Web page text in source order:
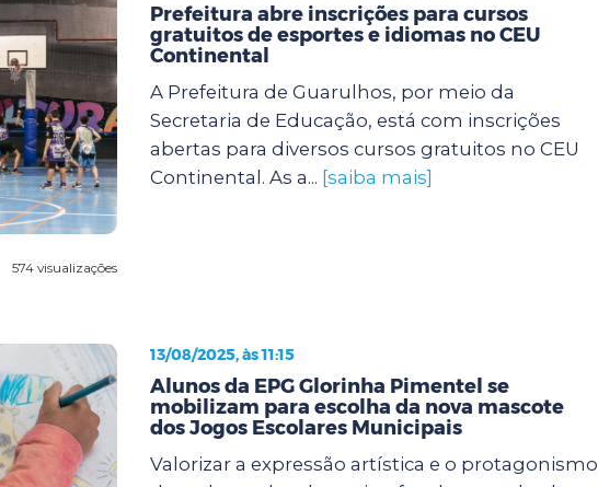
574 visualizações
Prefeitura abre inscrições para cursos
gratuitos de esportes e idiomas no CEU
Continental
A Prefeitura de Guarulhos, por meio da
Secretaria de Educação, está com inscrições
abertas para diversos cursos gratuitos no CEU
Continental. As a... [saiba mais]
13/08/2025, às 11:15
Alunos da EPG Glorinha Pimentel se
mobilizam para escolha da nova mascote
dos Jogos Escolares Municipais
Valorizar a expressão artística e o protagonismo